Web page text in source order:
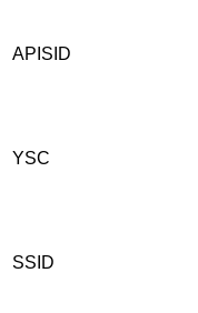
APISID
YSC
SSID